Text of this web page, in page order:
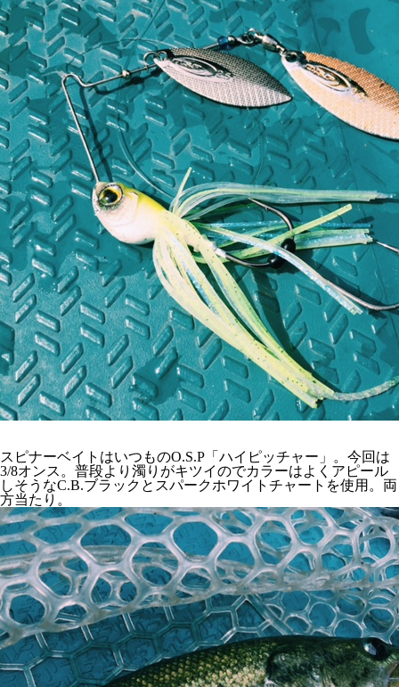
スピナーベイトはいつものO.S.P「ハイピッチャー」。今回は
3/8オンス。普段より濁りがキツイのでカラーはよくアピール
しそうなC.B.ブラックとスパークホワイトチャートを使用。両
方当たり。